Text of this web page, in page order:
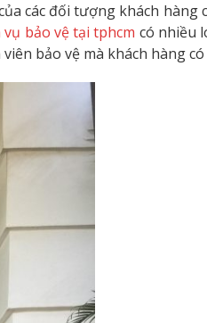
các đối tượng khách hàng
vụ bảo vệ tại tphcm có nhiều
bảo vệ mà khách hàng